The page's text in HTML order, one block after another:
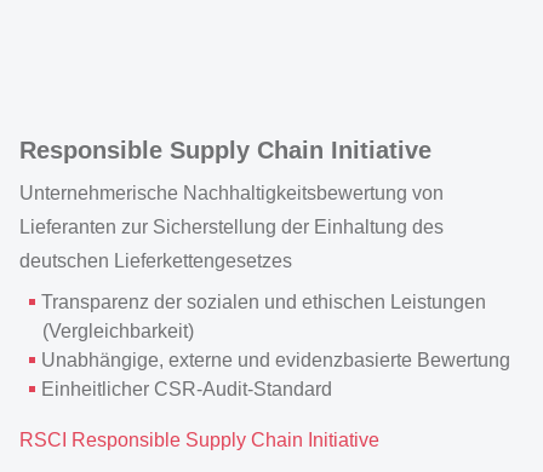
Responsible Supply Chain Initiative
Unternehmerische Nachhaltigkeitsbewertung von
Lieferanten zur Sicherstellung der Einhaltung des
deutschen Lieferkettengesetzes
Transparenz der sozialen und ethischen Leistungen
(Vergleichbarkeit)
Unabhängige, externe und evidenzbasierte Bewertung
Einheitlicher CSR-Audit-Standard
RSCI Responsible Supply Chain Initiative